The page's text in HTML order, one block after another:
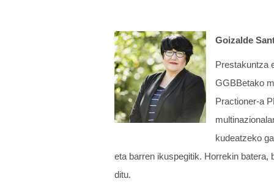
Goizalde
Prestakuntza
GGBBetako
Practioner-a
kudeatzeko
eta barren ikuspegitik. Horrekin batera,
ditu.